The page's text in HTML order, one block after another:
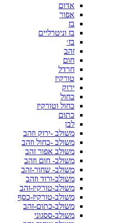
אדום
אפור
בז
בז וניטרליים
בז׳
זהב
חום
חרדל
טורקיז
ירוק
כחול
כחול וטורקיז
כתום
לבן
משולב -ירוק וזהב
משולב -כחול וזהב
משולב אפור זהב
משולב- חום וזהב
משולב- שחור-זהב
משולב-ורוד וזהב
משולב-טורקיז-זהב
משולב-טורקיז-כסף
משולב-כתום-זהב
משולב-ססגוני